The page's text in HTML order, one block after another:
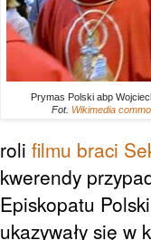
Prymas Polski abp
Fot. Wikimedia
roli filmu braci
kwerendy
Episkopatu
ukazywały się w